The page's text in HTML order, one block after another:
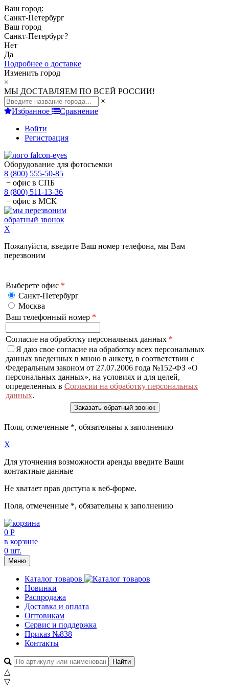
Ваш город:
Санкт-Петербург
Ваш город
Санкт-Петербург?
Нет
Да
Подробнее о доставке
Изменить город
×
МЫ ДОСТАВЛЯЕМ ПО ВСЕЙ РОССИИ!
×
Избранное
Сравнение
Войти
Регистрация
Оборудование для фотосъемки
8 (800) 555-50-85
− офис в СПБ
8 (800) 511-13-36
− офис в МСК
обратный звонок
X
Пожалуйста, введите Ваш номер телефона, мы Вам
перезвоним
Выберете офис *
Санкт-Петербург
Москва
Ваш телефонный номер *
Согласие на обработку персональных данных *
Я даю свое согласие на обработку всех персональных
данных введенных в мною в анкету, в соответствии с
Федеральным законом от 27.07.2006 года №152-ФЗ «О
персональных данных», на условиях и для целей,
определенных в Согласии на обработку персональных
данных.
Поля, отмеченные *, обязательны к заполнению
X
Для уточнения возможности аренды введите Ваши
контактные данные
Не хватает прав доступа к веб-форме.
Поля, отмеченные *, обязательны к заполнению
0 Р
в корзине
0 шт.
Меню
Каталог товаров
Новинки
Распродажа
Доставка и оплата
Оптовикам
Сервис и поддержка
Приказ №838
Контакты
△
▽